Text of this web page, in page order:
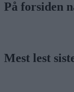
På forsiden
Mest lest